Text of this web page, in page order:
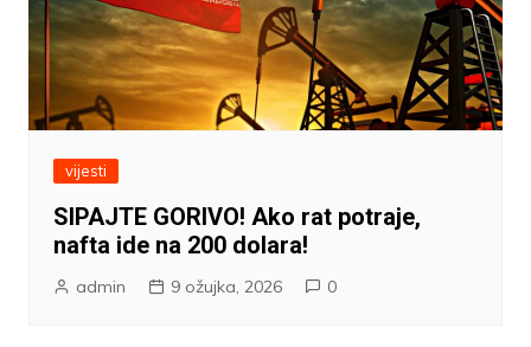
vijesti
SIPAJTE GORIVO! Ako rat potraje,
nafta ide na 200 dolara!
admin 9 ožujka, 2026 0